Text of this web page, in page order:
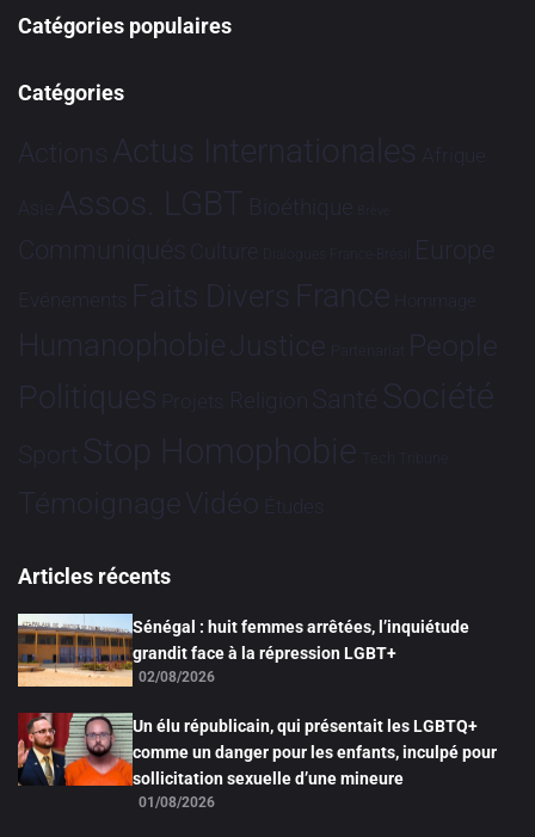
Catégories populaires
Catégories
Actions Actus Internationales Afrique
Asie Assos. LGBT Bioéthique Brève
Communiqués Culture Dialogues France-Brésil Europe
Evénements Faits Divers France Hommage
HumanophobieJustice Partenariat People
Politiques Projets Religion Santé Société
Sport Stop Homophobie Tech Tribune
TémoignageVidéo Études
Articles récents
Sénégal : huit femmes arrêtées, l’inquiétude
grandit face à la répression LGBT+
02/08/2026
Un élu républicain, qui présentait les LGBTQ+
comme un danger pour les enfants, inculpé pour
sollicitation sexuelle d’une mineure
01/08/2026